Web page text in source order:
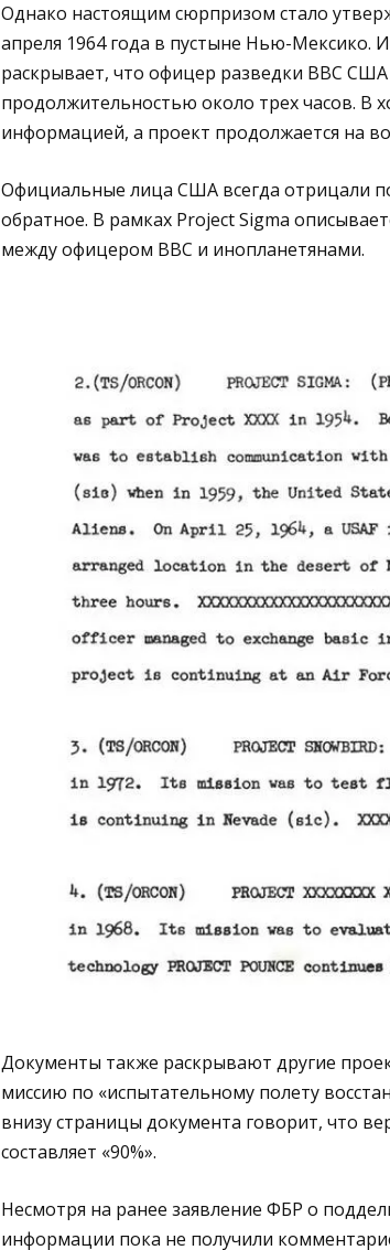
Однако настоящим сюрпризом стало
апреля 1964 года в пустыне Нью-Мексико.
раскрывает, что офицер разведки ВВС
продолжительностью около трех часов. В
информацией, а проект продолжается на
Официальные лица США всегда отрицали
обратное. В рамках Project Sigma
между офицером ВВС и инопланетянами.
Документы также раскрывают другие
миссию по «испытательному полету
внизу страницы документа говорит, что
составляет «90%».
Несмотря на ранее заявление ФБР о
информации пока не получили